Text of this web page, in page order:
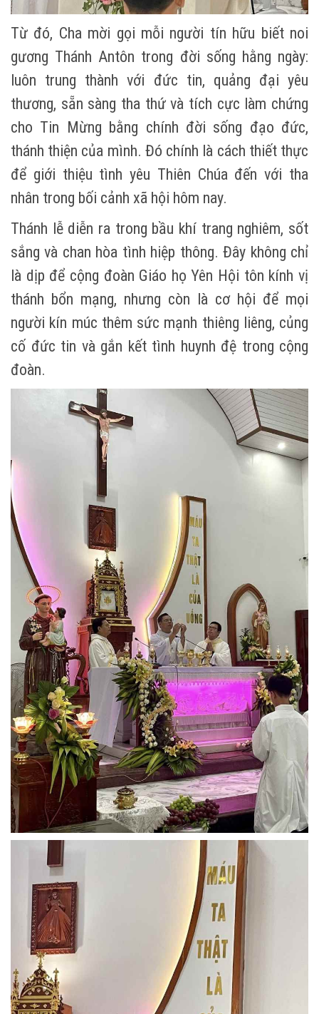
Từ đó, Cha mời gọi mỗi người tín hữu biết noi
gương Thánh Antôn trong đời sống hằng ngày:
luôn trung thành với đức tin, quảng đại yêu
thương, sẵn sàng tha thứ và tích cực làm chứng
cho Tin Mừng bằng chính đời sống đạo đức,
thánh thiện của mình. Đó chính là cách thiết thực
để giới thiệu tình yêu Thiên Chúa đến với tha
nhân trong bối cảnh xã hội hôm nay.
Thánh lễ diễn ra trong bầu khí trang nghiêm, sốt
sắng và chan hòa tình hiệp thông. Đây không chỉ
là dịp để cộng đoàn Giáo họ Yên Hội tôn kính vị
thánh bổn mạng, nhưng còn là cơ hội để mọi
người kín múc thêm sức mạnh thiêng liêng, củng
cố đức tin và gắn kết tình huynh đệ trong cộng
đoàn.